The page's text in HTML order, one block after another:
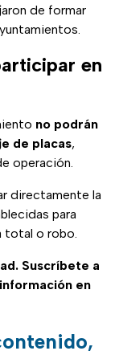
de formar
en
no podrán
de placas,
operación.
directamente la
para
total o robo.
Suscríbete a
en